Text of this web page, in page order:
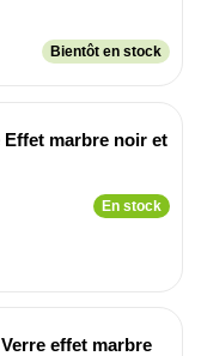
Bientôt en stock
Effet marbre noir et
En stock
effet marbre